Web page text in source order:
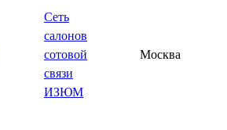
Сеть
салонов
сотовой
связи
ИЗЮМ
Москва